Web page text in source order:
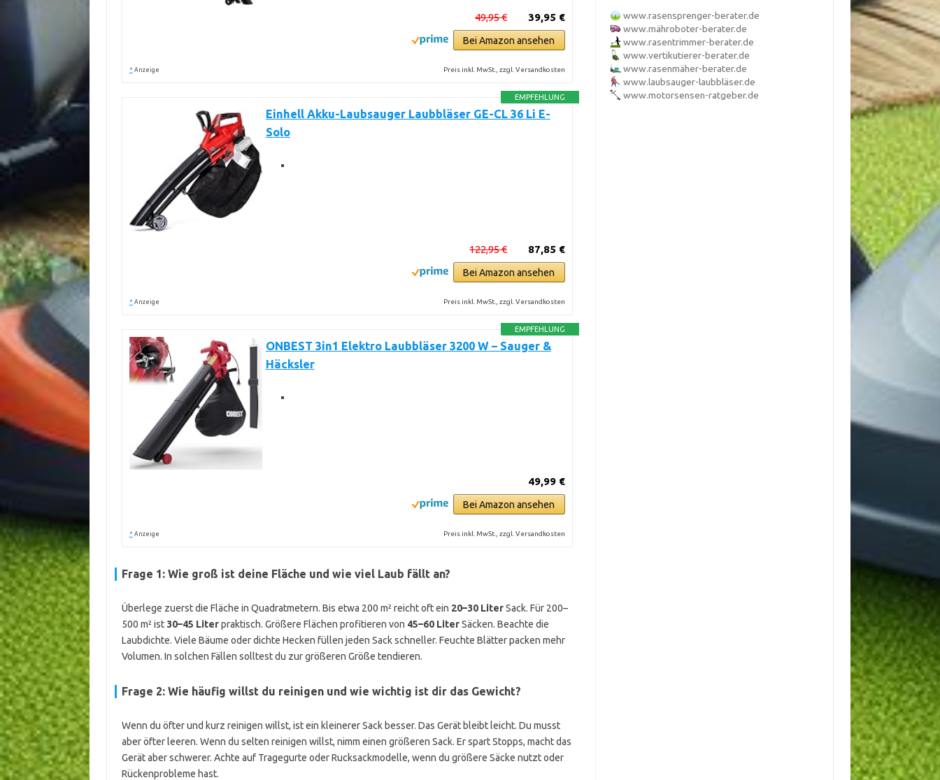
39,95 €
49,95 €
Bei Amazon ansehen
* Anzeige Preis inkl. MwSt., zzgl. Versandkosten
EMPFEHLUNG
Einhell Akku-Laubsauger Laubbläser GE-CL 36 Li E-
Solo
87,85 €
122,95 €
Bei Amazon ansehen
* Anzeige Preis inkl. MwSt., zzgl. Versandkosten
EMPFEHLUNG
ONBEST 3in1 Elektro Laubbläser 3200 W – Sauger &
Häcksler
49,99 €
Bei Amazon ansehen
* Anzeige Preis inkl. MwSt., zzgl. Versandkosten
Frage 1: Wie groß ist deine Fläche und wie viel Laub fällt an?
Überlege zuerst die Fläche in Quadratmetern. Bis etwa 200 m² reicht oft ein 20–30 LiterSack. Für 200–
500 m² ist 30–45 Literpraktisch. Größere Flächen profitieren von 45–60 LiterSäcken. Beachte die
Laubdichte. Viele Bäume oder dichte Hecken füllen jeden Sack schneller. Feuchte Blätter packen mehr
Volumen. In solchen Fällen solltest du zur größeren Größe tendieren.
Frage 2: Wie häufig willst du reinigen und wie wichtig ist dir das Gewicht?
Wenn du öfter und kurz reinigen willst, ist ein kleinerer Sack besser. Das Gerät bleibt leicht. Du musst
aber öfter leeren. Wenn du selten reinigen willst, nimm einen größeren Sack. Er spart Stopps, macht das
Gerät aber schwerer. Achte auf Tragegurte oder Rucksackmodelle, wenn du größere Säcke nutzt oder
Rückenprobleme hast.
www.rasensprenger-berater.de
www.mähroboter-berater.de
www.rasentrimmer-berater.de
www.vertikutierer-berater.de
www.rasenmäher-berater.de
www.laubsauger-laubbläser.de
www.motorsensen-ratgeber.de